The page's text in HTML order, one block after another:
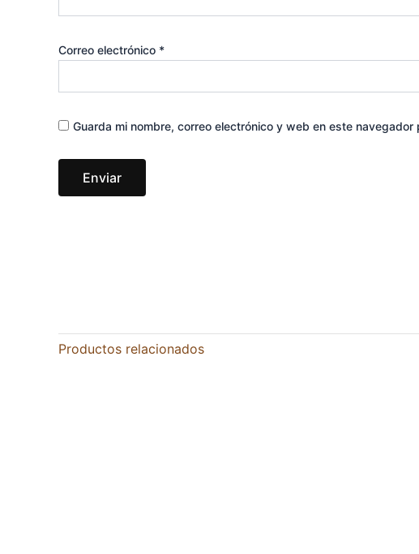
Correo electrónico *
Guarda mi nombre, correo electrónico y web en este
Productos relacionados